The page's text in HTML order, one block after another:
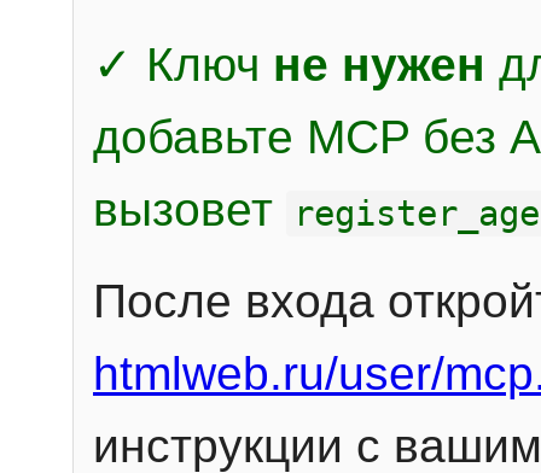
✓ Ключ не нужен
добавьте MCP без
вызовет
После входа
htmlweb.ru/user/
инструкции с